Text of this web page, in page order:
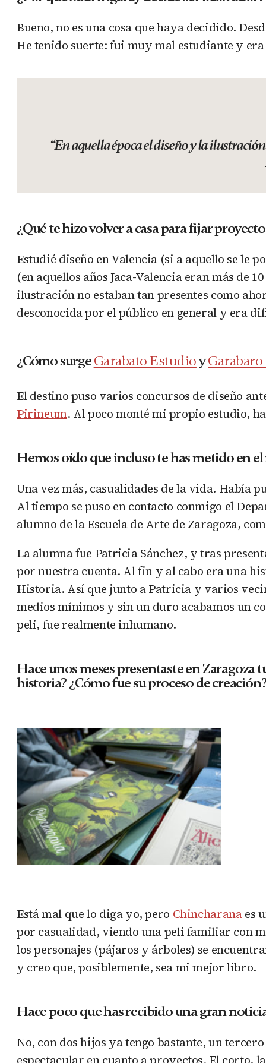
Bueno, no es una cosa que haya decidido.
He tenido suerte: fui muy mal estudiante y
“En aquella época el diseño y la
¿Qué te hizo volver a casa para fijar
Estudié diseño en Valencia (si a aquello se le
(en aquellos años Jaca-Valencia eran más de
ilustración no estaban tan presentes como
desconocida por el público en general y era
¿Cómo surgeGarabato Estudioy
El destino puso varios concursos de diseño
Pirineum. Al poco monté mi propio estudio,
Hemos oído que incluso te has metido en
Una vez más, casualidades de la vida. Había
Al tiempo se puso en contacto conmigo el
alumno de la Escuela de Arte de Zaragoza,
La alumna fue Patricia Sánchez, y tras
por nuestra cuenta. Al fin y al cabo era una
Historia. Así que junto a Patricia y varios
medios mínimos y sin un duro acabamos un
peli, fue realmente inhumano.
Hace unos meses presentaste en
historia? ¿Cómo fue su proceso de
Está mal que lo diga yo, pero Chincharanaes
por casualidad, viendo una peli familiar con
los personajes (pájaros y árboles) se
y creo que, posiblemente, sea mi mejor libro.
Hace poco que has recibido una gran
No, con dos hijos ya tengo bastante, un